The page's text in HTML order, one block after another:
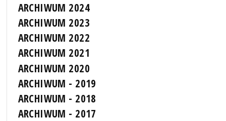
ARCHIWUM 2024
ARCHIWUM 2023
ARCHIWUM 2022
ARCHIWUM 2021
ARCHIWUM 2020
ARCHIWUM - 2019
ARCHIWUM - 2018
ARCHIWUM - 2017